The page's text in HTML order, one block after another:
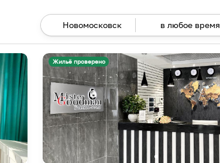
в любое время
Жильё проверено